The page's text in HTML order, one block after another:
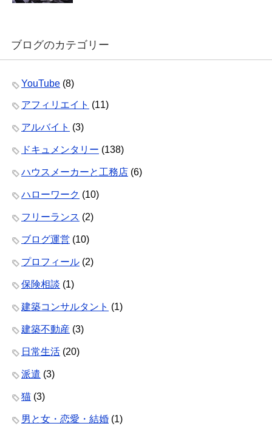
ブログのカテゴリー
YouTube (8)
アフィリエイト (11)
アルバイト (3)
ドキュメンタリー (138)
ハウスメーカーと工務店 (6)
ハローワーク (10)
フリーランス (2)
ブログ運営 (10)
プロフィール (2)
保険相談 (1)
建築コンサルタント (1)
建築不動産 (3)
日常生活 (20)
派遣 (3)
猫 (3)
男と女・恋愛・結婚 (1)